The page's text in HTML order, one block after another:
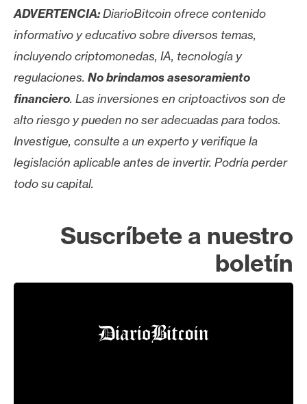
o
s
C
o
n
t
a
c
l
ADVERTENCIA:DiarioBitcoin ofrece contenido
informativo y educativo sobre diversos temas,
incluyendo criptomonedas, IA, tecnología y
regulaciones. No brindamos asesoramiento
financiero. Las inversiones en criptoactivos son de
alto riesgo y pueden no ser adecuadas para todos.
Investigue, consulte a un experto y verifique la
legislación aplicable antes de invertir. Podría perder
todo su capital.
Suscríbete a nuestro
boletín